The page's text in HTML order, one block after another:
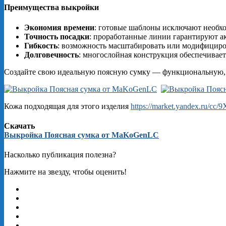
Преимущества выкройки
Экономия времени: готовые шаблоны исключают
Точность посадки: проработанные линии гарантируют
Гибкость: возможность масштабировать или
Долговечность: многослойная конструкция
Создайте свою идеальную поясную сумку — функциональную,
Кожа подходящая для этого изделия https://market.yandex.ru/cc/
Скачать
Выкройка Поясная сумка от MaKoGenLC
Насколько публикация полезна?
Нажмите на звезду, чтобы оценить!